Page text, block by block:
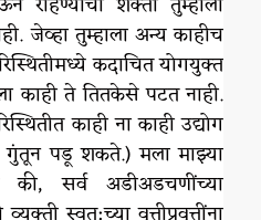
जेव्हा तुम्हाला अन्य काहीच
कदाचित योगयुक्त
काही ते तितकेसे पटत नाही.
काही ना काही उद्योग
पडू शकते.) मला माझ्या
सर्व अडीअडचणींच्या